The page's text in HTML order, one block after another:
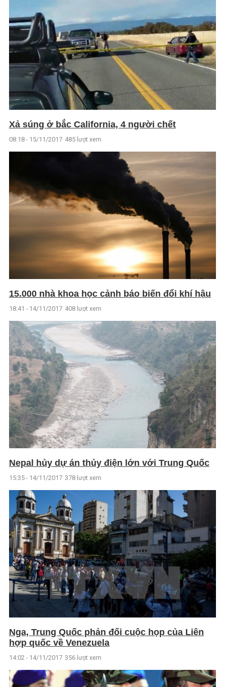
Xả súng ở bắc California, 4 người chết
08:18 - 15/11/2017 485 lượt xem
15.000 nhà khoa học cảnh báo biến đổi khí hậu
18:41 - 14/11/2017 408 lượt xem
Nepal hủy dự án thủy điện lớn với Trung Quốc
15:35 - 14/11/2017 378 lượt xem
Nga, Trung Quốc phản đối cuộc họp của Liên
hợp quốc về Venezuela
14:02 - 14/11/2017 356 lượt xem